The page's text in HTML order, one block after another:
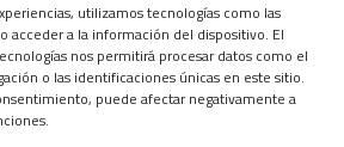
utilizamos tecnologías como las
acceder a la información del dispositivo. El
nos permitirá procesar datos como el
o las identificaciones únicas en este sitio.
puede afectar negativamente a